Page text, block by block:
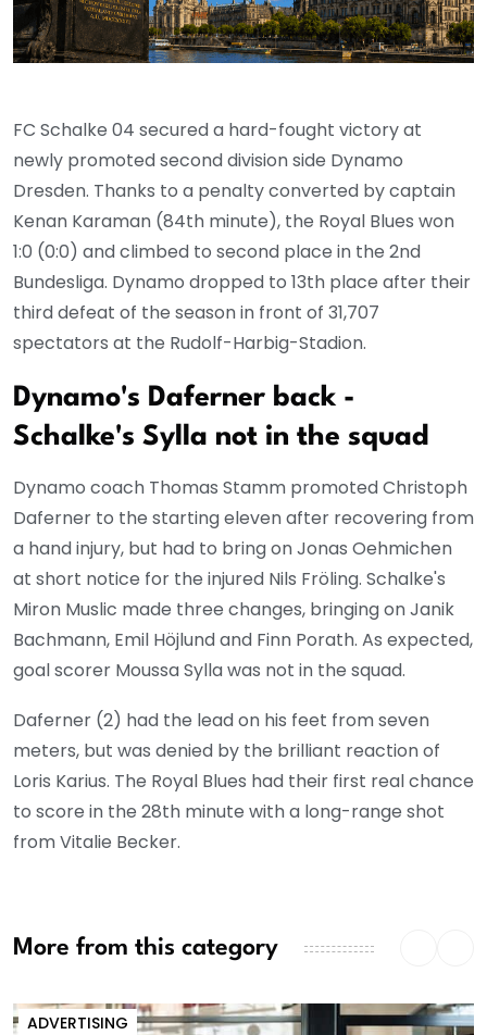
FC Schalke 04 secured a hard-fought victory at
newly promoted second division side Dynamo
Dresden. Thanks to a penalty converted by captain
Kenan Karaman (84th minute), the Royal Blues won
1:0 (0:0) and climbed to second place in the 2nd
Bundesliga. Dynamo dropped to 13th place after their
third defeat of the season in front of 31,707
spectators at the Rudolf-Harbig-Stadion.
Dynamo's Daferner back -
Schalke's Sylla not in the squad
Dynamo coach Thomas Stamm promoted Christoph
Daferner to the starting eleven after recovering from
a hand injury, but had to bring on Jonas Oehmichen
at short notice for the injured Nils Fröling. Schalke's
Miron Muslic made three changes, bringing on Janik
Bachmann, Emil Höjlund and Finn Porath. As expected,
goal scorer Moussa Sylla was not in the squad.
Daferner (2) had the lead on his feet from seven
meters, but was denied by the brilliant reaction of
Loris Karius. The Royal Blues had their first real chance
to score in the 28th minute with a long-range shot
from Vitalie Becker.
More from this category
ADVERTISING